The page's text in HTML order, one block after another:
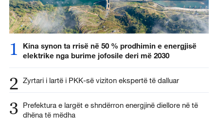
1
Kina synon ta rrisë në 50 % prodhimin e energjisë
elektrike nga burime jofosile deri më 2030
2 Zyrtari i lartë i PKK-së viziton ekspertë të dalluar
3
Prefektura e largët e shndërron energjinë diellore në të
dhëna të mëdha